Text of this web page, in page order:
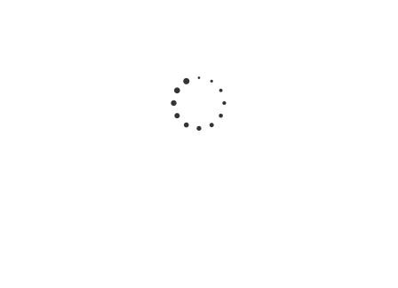
Зажимная
пластина для
ремня AT10 32